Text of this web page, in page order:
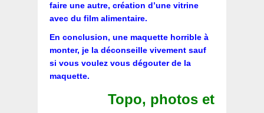
faire une autre, création d’une vitrine
avec du film alimentaire.
En conclusion, une maquette horrible à
monter, je la déconseille vivement sauf
si vous voulez vous dégouter de la
maquette.
Topo, photos et